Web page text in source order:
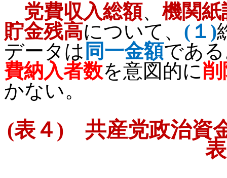
党費収入総額、機関紙
貯金残高について、 ( １ )
データは 同一金額であ
費納入者数を意図的に削
かない。
(表４) 共産党政治資